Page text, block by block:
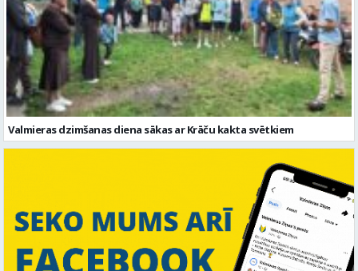
Valmieras dzimšanas diena sākas ar Krāču kakta svētkiem